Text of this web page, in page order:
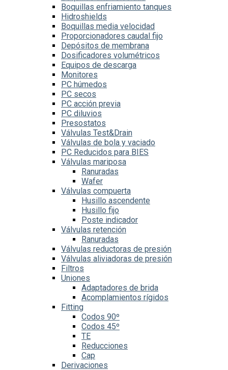
Boquillas enfriamiento tanques
Hidroshields
Boquillas media velocidad
Proporcionadores caudal fijo
Depósitos de membrana
Dosificadores volumétricos
Equipos de descarga
Monitores
PC húmedos
PC secos
PC acción previa
PC diluvios
Presostatos
Válvulas Test&Drain
Válvulas de bola y vaciado
PC Reducidos para BIES
Válvulas mariposa
Ranuradas
Wafer
Válvulas compuerta
Husillo ascendente
Husillo fijo
Poste indicador
Válvulas retención
Ranuradas
Válvulas reductoras de presión
Válvulas aliviadoras de presión
Filtros
Uniones
Adaptadores de brida
Acomplamientos rígidos
Fitting
Codos 90º
Codos 45º
TE
Reducciones
Cap
Derivaciones